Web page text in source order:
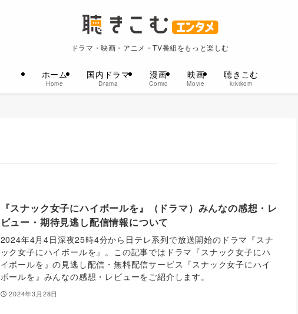
ドラマ・映画・アニメ・TV番組をもっと楽しむ
ホーム
Home
国内ドラマ
Drama
漫画
Comic
映画
Movie
聴きこむ
kikikom
『スナック女子にハイボールを』（ドラマ）みんなの感想・レ
ビュー・期待見逃し配信情報について
2024年4月4日深夜25時4分から日テレ系列で放送開始のドラマ『スナ
ック女子にハイボールを』。この記事ではドラマ『スナック女子にハ
イボールを』の見逃し配信・無料配信サービス『スナック女子にハイ
ボールを』みんなの感想・レビューをご紹介します。
2024年3月28日